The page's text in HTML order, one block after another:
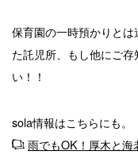
保育園の一時預かりと
た託児所、もし他にご
い！！
sola情報はこちらにも。
雨でもOK！厚木と海